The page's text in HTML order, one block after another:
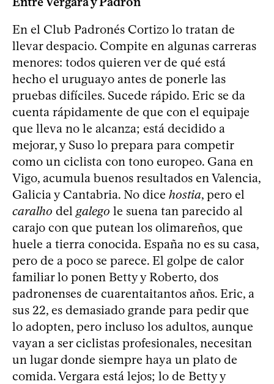
En el Club Padronés Cortizo lo tratan de
llevar despacio. Compite en algunas carreras
menores: todos quieren ver de qué está
hecho el uruguayo antes de ponerle las
pruebas difíciles. Sucede rápido. Eric se da
cuenta rápidamente de que con el equipaje
que lleva no le alcanza; está decidido a
mejorar, y Suso lo prepara para competir
como un ciclista con tono europeo. Gana en
Vigo, acumula buenos resultados en Valencia,
Galicia y Cantabria. No dice hostia, pero el
caralho del galego le suena tan parecido al
carajo con que putean los olimareños, que
huele a tierra conocida. España no es su casa,
pero de a poco se parece. El golpe de calor
familiar lo ponen Betty y Roberto, dos
padronenses de cuarentaitantos años. Eric, a
sus 22, es demasiado grande para pedir que
lo adopten, pero incluso los adultos, aunque
vayan a ser ciclistas profesionales, necesitan
un lugar donde siempre haya un plato de
comida. Vergara está lejos; lo de Betty y